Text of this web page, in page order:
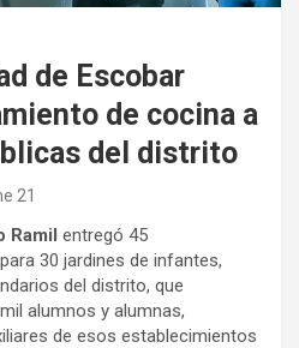
de Escobar
de cocina a
del distrito
21
Ramil entregó 45
30 jardines de infantes,
del distrito, que
alumnos y alumnas,
de esos establecimientos